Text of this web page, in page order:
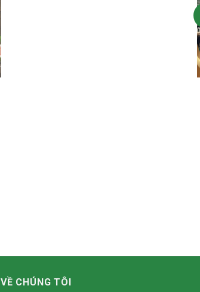
VỀ CHÚNG TÔI